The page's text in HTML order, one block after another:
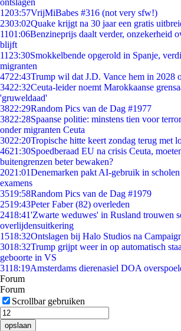
ontslagen
1203:57VrijMiBabes #316 (not very sfw!)
2303:02Quake krijgt na 30 jaar een gratis
1101:06Benzineprijs daalt verder, onzekerheid
blijft
11 23:30Smokkelbende opgerold in Spanje,
migranten
4722:43Trump wil dat J.D. Vance hem in 2028
3422:32Ceuta-leider noemt Marokkaanse
'gruweldaad'
3822:29Random Pics van de Dag #1977
3822:28Spaanse politie: minstens tien voor
onder migranten Ceuta
3022:20Tropische hitte keert zondag terug met
4621:30Spoedberaad EU na crisis Ceuta,
buitengrenzen beter bewaken?
2021:01Denemarken pakt AI-gebruik in
examens
3519:58Random Pics van de Dag #1979
2519:43Peter Faber (82) overleden
2418:41'Zwarte weduwes' in Rusland trouwen
overlijdensuitkering
1518:32Ontslagen bij Halo Studios na
3018:32Trump grijpt weer in op automatisch
geboorte in VS
3118:19Amsterdams dierenasiel DOA
Forum
Forum
Scrollbar gebruiken
opslaan